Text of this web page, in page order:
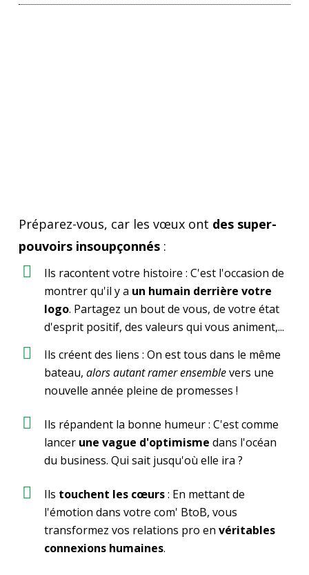
Préparez-vous, car les vœux ont des super-
pouvoirs insoupçonnés:
Ils racontent votre histoire : C'est l'occasion de
montrer qu'il y a un humain derrière votre
logo. Partagez un bout de vous, de votre état
d'esprit positif, des valeurs qui vous animent,...
Ils créent des liens : On est tous dans le même
bateau, alors autant ramer ensemblevers une
nouvelle année pleine de promesses !
Ils répandent la bonne humeur : C'est comme
lancer une vague d'optimisme dans l'océan
du business. Qui sait jusqu'où elle ira ?
Ils touchent les cœurs: En mettant de
l'émotion dans votre com' BtoB, vous
transformez vos relations pro en véritables
connexions humaines.